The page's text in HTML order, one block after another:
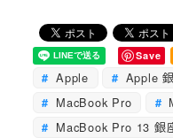
Save
Apple Apple
MacBook Pro
MacBook Pro 13 銀